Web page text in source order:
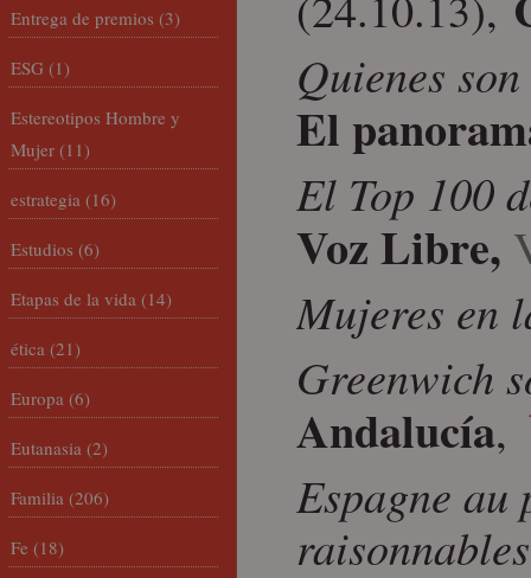
Quienes
El
El Top 100
Voz Libre,
Mujeres en
Greenwich
Andalucía,
Espagne au
raisonnables
Entrega de premios (3)
ESG (1)
Estereotipos Hombre y
Mujer (11)
estrategia (16)
Estudios (6)
Etapas de la vida (14)
ética (21)
Europa (6)
Eutanasia (2)
Familia (206)
Fe (18)